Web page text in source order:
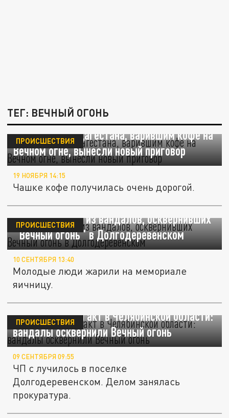
ТЕГ: ВЕЧНЫЙ ОГОНЬ
Женщинам из Дагестана, варившим кофе на
Вечном огне, вынесли новый приговор
ПРОИСШЕСТВИЯ
19 НОЯБРЯ 14:15
Чашке кофе получилась очень дорогой.
Задержан один из вандалов, осквернивших
"Вечный огонь" в Долгодеревенском
ПРОИСШЕСТВИЯ
10 СЕНТЯБРЯ 13:40
Молодые люди жарили на мемориале
яичницу.
Кощунственный акт в Челябинской области:
вандалы осквернили Вечный огонь
ПРОИСШЕСТВИЯ
09 СЕНТЯБРЯ 09:55
ЧП с лучилось в поселке
Долгодеревенском. Делом занялась
прокуратура.